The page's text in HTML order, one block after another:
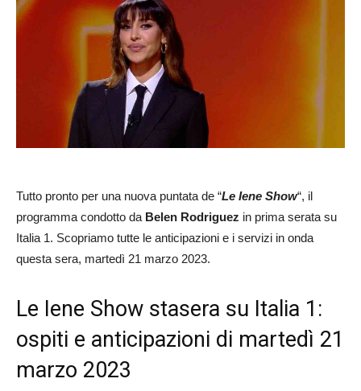
Tutto pronto per una nuova puntata de “Le Iene Show“, il
programma condotto da Belen Rodriguez in prima serata su
Italia 1. Scopriamo tutte le anticipazioni e i servizi in onda
questa sera, martedì 21 marzo 2023.
Le Iene Show stasera su Italia 1:
ospiti e anticipazioni di martedì 21
marzo 2023